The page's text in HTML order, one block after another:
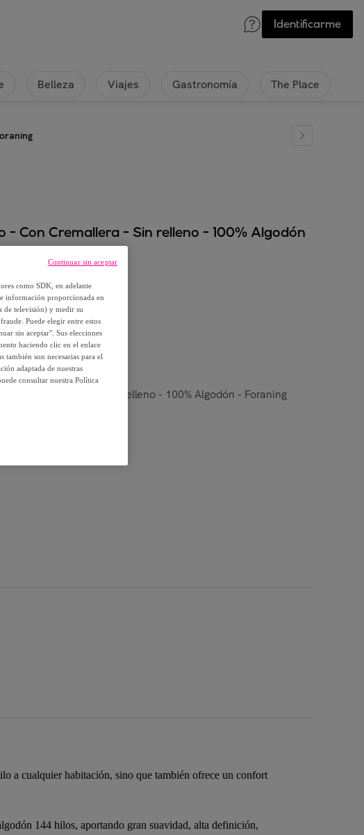
Identificarme
Belleza Viajes Gastronomía The Place
- Con Cremallera - Sin relleno - 100% Algodón
- Con Cremallera - Sin relleno - 100% Algodón - Foraning
a cualquier habitación, sino que también ofrece un confort
144 hilos, aportando gran suavidad, alta definición,
como SDK, en adelante
información proporcionada en
de televisión) y medir su
Puede elegir entre estos
sin aceptar". Sus elecciones
haciendo clic en el enlace
también son necesarias para el
adaptada de nuestras
consultar nuestra Política
Continuar sin aceptar